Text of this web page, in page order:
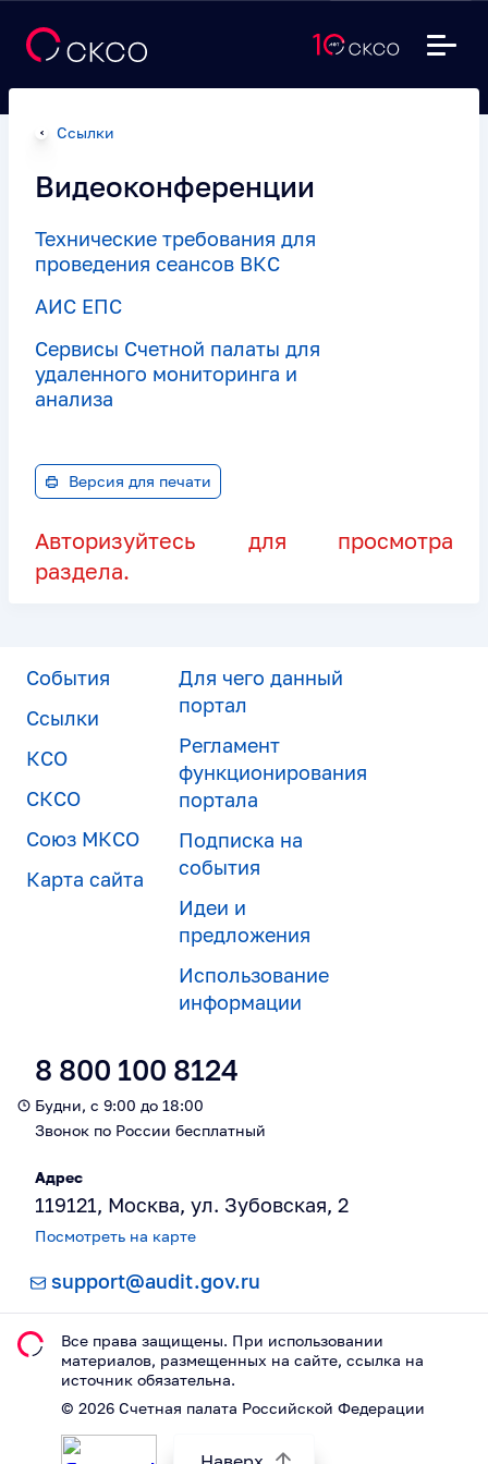
Ссылки
Видеоконференции
Технические требования для
проведения сеансов ВКС
АИС ЕПС
Сервисы Счетной палаты для
удаленного мониторинга и
анализа
Версия для печати
Авторизуйтесь для просмотра
раздела.
События
Ссылки
КСО
СКСО
Союз МКСО
Карта сайта
Для чего данный
портал
Регламент
функционирования
портала
Подписка на
события
Идеи и
предложения
Использование
информации
8 800 100 8124
Будни, с 9:00 до 18:00
Звонок по России бесплатный
Адрес
119121, Москва, ул. Зубовская, 2
Посмотреть на карте
support@audit.gov.ru
Все права защищены. При использовании
материалов, размещeнных на сайте, ссылка на
источник обязательна.
© 2026 Счетная палата Российской Федерации